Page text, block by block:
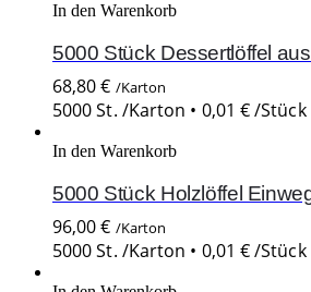
In den Warenkorb
5000 Stück Dessertlöffel
68,80€ /Karton
5000 St. /Karton • 0,01 €/Stück
In den Warenkorb
5000 Stück Holzlöffel
96,00€ /Karton
5000 St. /Karton • 0,01 €/Stück